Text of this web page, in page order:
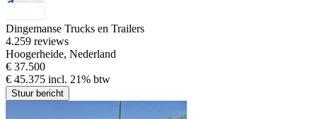
Dingemanse Trucks en Trailers
4.259 reviews
Hoogerheide, Nederland
€ 37.500
€ 45.375 incl. 21% btw
Stuur bericht